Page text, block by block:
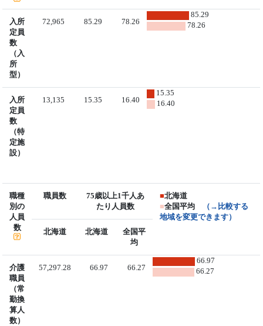
入所
定員
数
（入
所
型）
72,965 85.29 78.26
85.29
78.26
入所
定員
数
（特
定施
設）
13,135 15.35 16.40
15.35
16.40
職種
別の
人員
数
職員数
75歳以上1千人あ
たり人員数
■北海道
■全国平均
（→比較する
地域を変更できます）
北海道
北海道
全国平
均
介護
職員
（常
勤換
算人
数）
57,297.28 66.97 66.27
66.97
66.27